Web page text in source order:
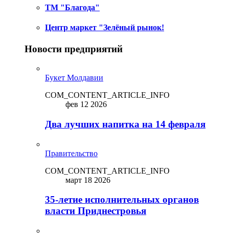
ТМ "Благода"
Центр маркет "Зелёный рынок!
Новости предприятий
Букет Молдавии
COM_CONTENT_ARTICLE_INFO
фев 12 2026
Два лучших напитка на 14 февраля
Правительство
COM_CONTENT_ARTICLE_INFO
март 18 2026
35-летие исполнительных органов
власти Приднестровья